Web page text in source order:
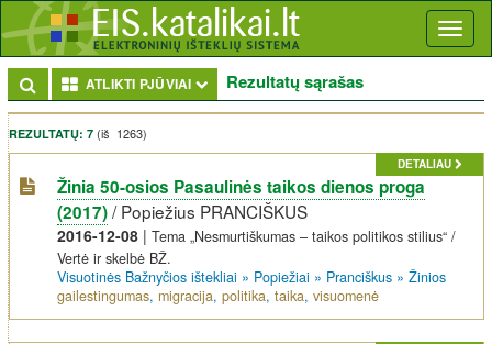
ATLIKTI PJŪVIAI Toggle Dropdown
Rezultatų sąrašas
REZULTATŲ: 7 (iš 1263)
DETALIAU
Žinia 50-osios Pasaulinės taikos dienos proga
(2017)/Popiežius PRANCIŠKUS
2016-12-08 |Tema „Nesmurtiškumas – taikos politikos stilius“ /
Vertė ir skelbė BŽ.
Visuotinės Bažnyčios ištekliai » Popiežiai » Pranciškus »Žinios
gailestingumas, migracija,politika,taika,visuomenė